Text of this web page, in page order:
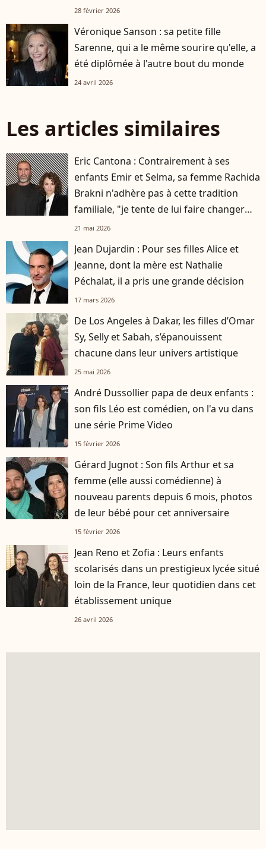
28 février 2026
Véronique Sanson : sa petite fille
Sarenne, qui a le même sourire qu'elle, a
été diplômée à l'autre bout du monde
24 avril 2026
Les articles similaires
Eric Cantona : Contrairement à ses
enfants Emir et Selma, sa femme Rachida
Brakni n'adhère pas à cette tradition
familiale, "je tente de lui faire changer
d'avis"
21 mai 2026
Jean Dujardin : Pour ses filles Alice et
Jeanne, dont la mère est Nathalie
Péchalat, il a pris une grande décision
17 mars 2026
De Los Angeles à Dakar, les filles d’Omar
Sy, Selly et Sabah, s’épanouissent
chacune dans leur univers artistique
25 mai 2026
André Dussollier papa de deux enfants :
son fils Léo est comédien, on l'a vu dans
une série Prime Video
15 février 2026
Gérard Jugnot : Son fils Arthur et sa
femme (elle aussi comédienne) à
nouveau parents depuis 6 mois, photos
de leur bébé pour cet anniversaire
15 février 2026
Jean Reno et Zofia : Leurs enfants
scolarisés dans un prestigieux lycée situé
loin de la France, leur quotidien dans cet
établissement unique
26 avril 2026